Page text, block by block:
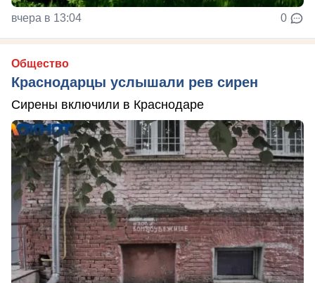
вчера в 13:04 0
Общество
Краснодарцы услышали рев сирен
Сирены включили в Краснодаре